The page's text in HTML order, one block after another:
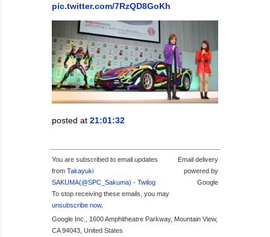
pic.twitter.com/7RzQD8GoKh
posted at 21:01:32
You are subscribed to email updates
from Takayuki
SAKUMA(@SPC_Sakuma) - Twilog
To stop receiving these emails, you may
unsubscribe now.
Email delivery
powered by
Google
Google Inc., 1600 Amphitheatre Parkway, Mountain View,
CA 94043, United States